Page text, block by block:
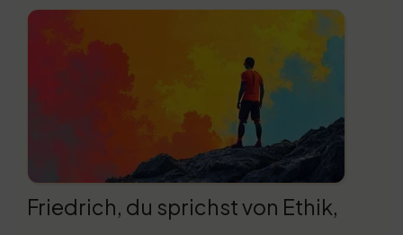
Friedrich, du sprichst von Ethik,